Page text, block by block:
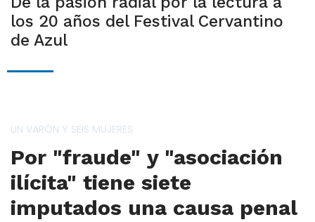
los 20 años del Festival Cervantino
de Azul
UN VARÓN Y SEIS MUJERES
Por "fraude" y "asociación
ilícita" tiene siete
imputados una causa penal